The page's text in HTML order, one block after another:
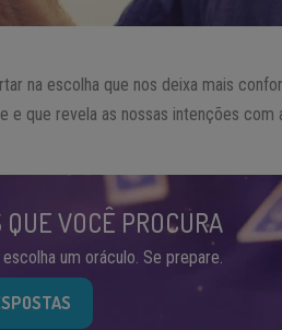
na escolha que nos deixa mais
e que revela as nossas intenções com
VOCÊ PROCURA
um oráculo. Se prepare.